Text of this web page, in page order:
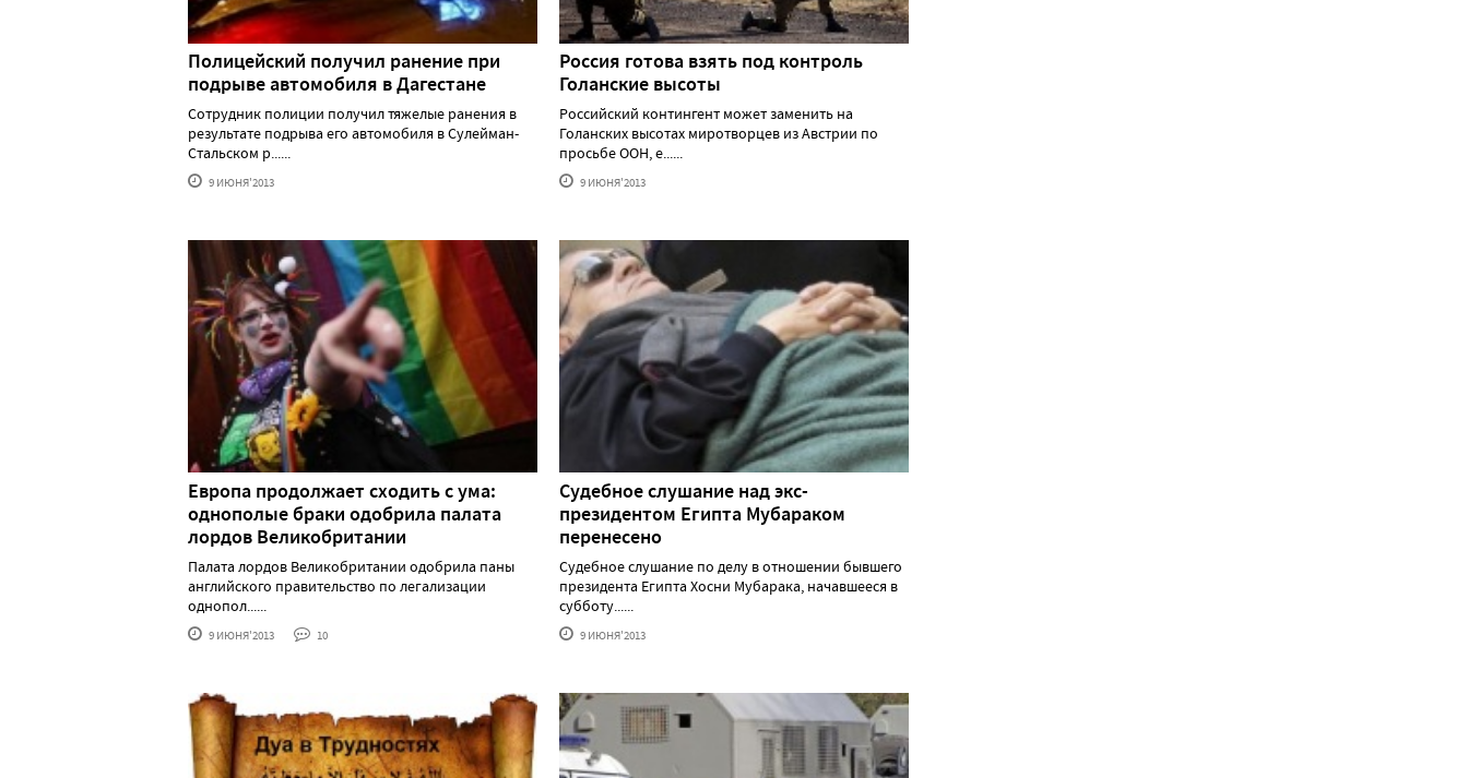
Полицейский получил ранение при
подрыве автомобиля в Дагестане
Сотрудник полиции получил тяжелые ранения в
результате подрыва его автомобиля в Сулейман-
Стальском р......
9 ИЮНЯ'2013
Россия готова взять под контроль
Голанские высоты
Российский контингент может заменить на
Голанских высотах миротворцев из Австрии по
просьбе ООН, е......
9 ИЮНЯ'2013
Европа продолжает сходить с ума:
однополые браки одобрила палата
лордов Великобритании
Палата лордов Великобритании одобрила паны
английского правительство по легализации
однопол......
9 ИЮНЯ'2013 10
Судебное слушание над экс-
президентом Египта Мубараком
перенесено
Судебное слушание по делу в отношении бывшего
президента Египта Хосни Мубарака, начавшееся в
субботу......
9 ИЮНЯ'2013